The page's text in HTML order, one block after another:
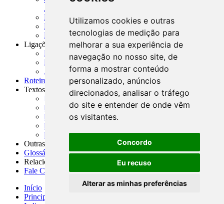
Utilizamos cookies e outras
tecnologias de medição para
melhorar a sua experiência de
navegação no nosso site, de
forma a mostrar conteúdo
personalizado, anúncios
direcionados, analisar o tráfego
do site e entender de onde vêm
os visitantes.
Concordo
Eu recuso
Alterar as minhas preferências
Atividades Econômicas
PMF - Cartilhas do BCB
Manuais Auxiliares do BCB e Cosif-e
Resenhas Diárias Governamentais
Ligações Externas
Links Úteis
Presidência da República
Agências Nacionais Reguladoras
Roteiros para Estudos
Textos
Índice de Textos
Editorial
Monografias
Na Imprensa
Fórum de Discussão
Outras ferramentas
Glossário
Relacionamento
Fale Conosco
Início
Principais notícias